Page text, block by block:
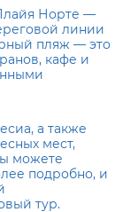
Норте —
линии
пляж — это
кафе и
а также
мест,
можете
подробно, и
тур.